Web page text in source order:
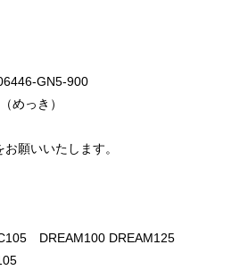
GN5-900
めっき）
願いいたします。
DREAM100 DREAM125